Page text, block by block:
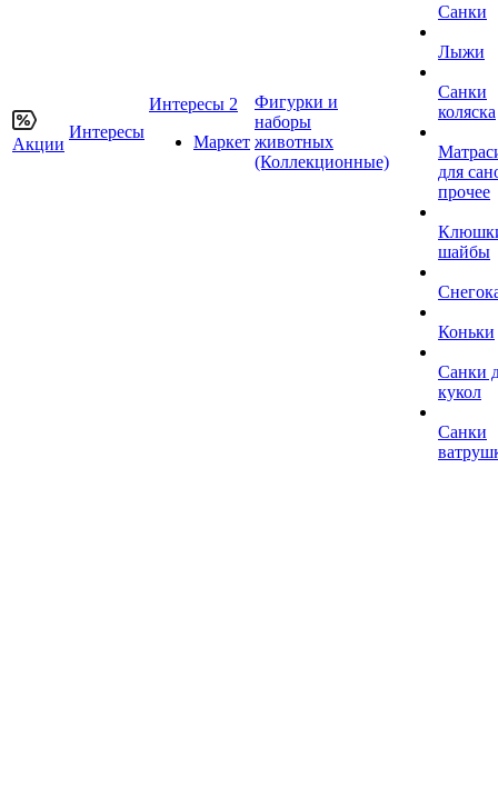
Акции
Интересы
Интересы 2
Маркет
Фигурки и
наборы
животных
(Коллекционные)
Санки
Лыжи
Санки
коляска
для
прочее
шайбы
Коньки
Санки
кукол
Санки